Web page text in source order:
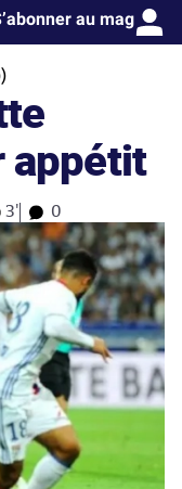
au mag
appétit
3' 0